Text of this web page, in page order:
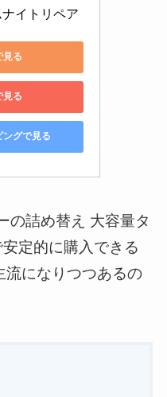
イトリペア
る
見る
グで見る
の詰め替え 大容量タ
定的に購入できる
流になりつつあるの